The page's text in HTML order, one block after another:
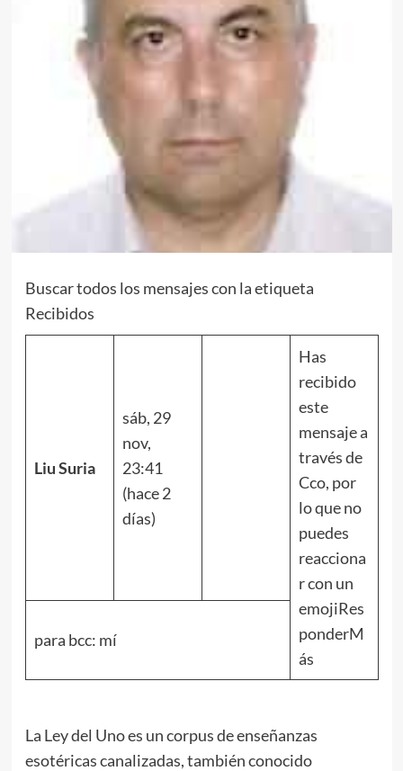
Buscar todos los mensajes con la etiqueta
Recibidos
Liu Suria
sáb, 29
nov,
23:41
(hace 2
días)
Has
recibido
este
mensaje a
través de
Cco, por
lo que no
puedes
reacciona
r con un
emojiRes
ponderM
ás
para bcc: mí
La Ley del Uno es un corpus de enseñanzas
esotéricas canalizadas, también conocido